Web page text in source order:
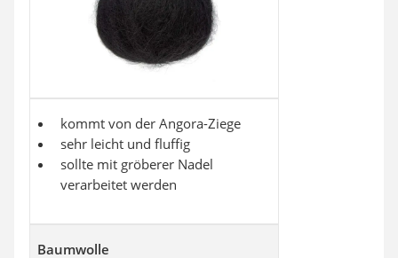
kommt von der Angora-Ziege
sehr leicht und fluffig
sollte mit gröberer Nadel
verarbeitet werden
Baumwolle